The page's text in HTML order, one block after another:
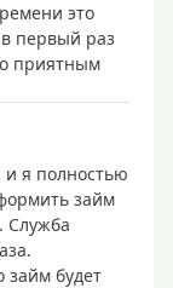
это
первый раз
приятным
и я полностью
займ
Служба
займ будет